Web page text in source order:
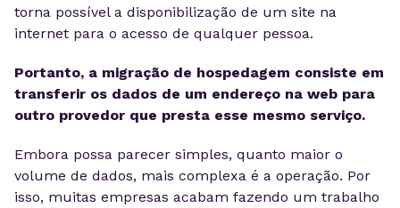
torna possível a disponibilização de um site na
internet para o acesso de qualquer pessoa.
Portanto, a migração de hospedagem consiste em
transferir os dados de um endereço na web para
outro provedor que presta esse mesmo serviço.
Embora possa parecer simples, quanto maior o
volume de dados, mais complexa é a operação. Por
isso, muitas empresas acabam fazendo um trabalho